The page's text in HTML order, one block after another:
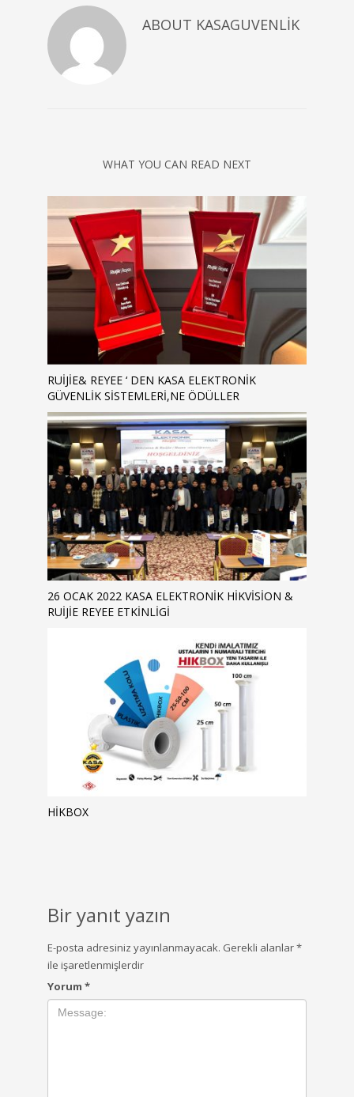
ABOUT KASAGUVENLIK
WHAT YOU CAN READ NEXT
RUIJIE& REYEE ‘ DEN KASA ELEKTRONIK
GÜVENLIK SISTEMLERI,NE ÖDÜLLER
26 OCAK 2022 KASA ELEKTRONIK HIKVISION &
RUIJIE REYEE ETKINLIGI
HIKBOX
Bir yanıt yazın
E-posta adresiniz yayınlanmayacak. Gerekli alanlar*
ile işaretlenmişlerdir
Yorum *